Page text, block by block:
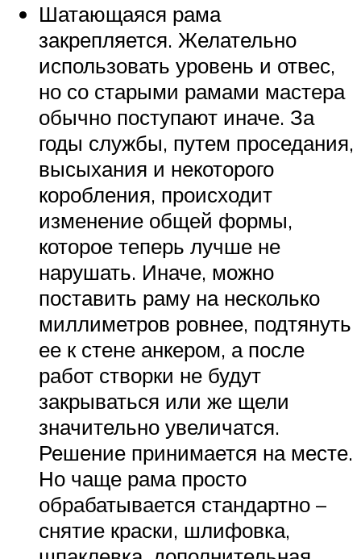
Шатающаяся рама
закрепляется. Желательно
использовать уровень и отвес,
но со старыми рамами мастера
обычно поступают иначе. За
годы службы, путем проседания,
высыхания и некоторого
коробления, происходит
изменение общей формы,
которое теперь лучше не
нарушать. Иначе, можно
поставить раму на несколько
миллиметров ровнее, подтянуть
ее к стене анкером, а после
работ створки не будут
закрываться или же щели
значительно увеличатся.
Решение принимается на месте.
Но чаще рама просто
обрабатывается стандартно –
снятие краски, шлифовка,